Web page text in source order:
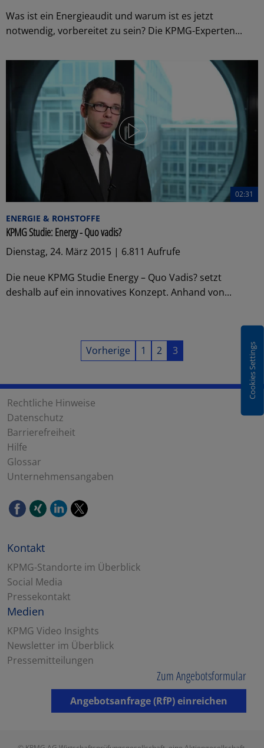
Was ist ein Energieaudit und warum ist es jetzt
notwendig, vorbereitet zu sein? Die KPMG-Experten...
02:31
ENERGIE & ROHSTOFFE
KPMG Studie: Energy - Quo vadis?
Dienstag, 24. März 2015 | 6.811 Aufrufe
Die neue KPMG Studie Energy – Quo Vadis? setzt
deshalb auf ein innovatives Konzept. Anhand von...
Vorherige 1 2 3 Cookies Settings
Rechtliche Hinweise
Datenschutz
Barrierefreiheit
Hilfe
Glossar
Unternehmensangaben
Kontakt
KPMG-Standorte im Überblick
Social Media
Pressekontakt
Medien
KPMG Video Insights
Newsletter im Überblick
Pressemitteilungen
Zum Angebotsformular
Angebotsanfrage (RfP) einreichen